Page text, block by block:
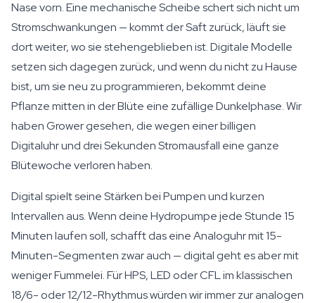
Nase vorn. Eine mechanische Scheibe schert sich nicht um
Stromschwankungen — kommt der Saft zurück, läuft sie
dort weiter, wo sie stehengeblieben ist. Digitale Modelle
setzen sich dagegen zurück, und wenn du nicht zu Hause
bist, um sie neu zu programmieren, bekommt deine
Pflanze mitten in der Blüte eine zufällige Dunkelphase. Wir
haben Grower gesehen, die wegen einer billigen
Digitaluhr und drei Sekunden Stromausfall eine ganze
Blütewoche verloren haben.
Digital spielt seine Stärken bei Pumpen und kurzen
Intervallen aus. Wenn deine Hydropumpe jede Stunde 15
Minuten laufen soll, schafft das eine Analoguhr mit 15-
Minuten-Segmenten zwar auch — digital geht es aber mit
weniger Fummelei. Für HPS, LED oder CFL im klassischen
18/6- oder 12/12-Rhythmus würden wir immer zur analogen